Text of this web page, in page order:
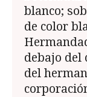
blanco;
de color
debajo del
del